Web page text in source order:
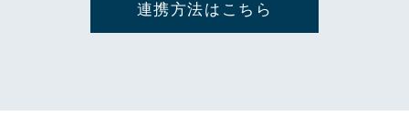
連携方法はこちら